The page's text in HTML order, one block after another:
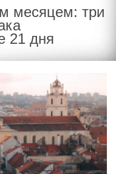
месяцем: три
21 дня